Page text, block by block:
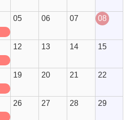
05 06 07 08
12 13 14 15
19 20 21 22
26 27 28 29